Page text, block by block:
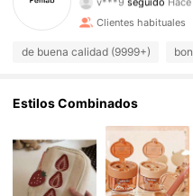
4,93
11K
4,93 11K
4,93 11K Seguidores
4,93 11K Seguidores
Clientes habituales
de buena calidad (9999+)
Estilos Combinados